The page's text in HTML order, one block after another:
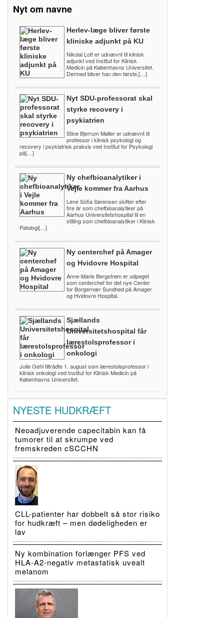
Nyt om navne
Herlev-læge bliver første
kliniske adjunkt på KU
Nikolai Loft er udnævnt til klinisk
adjunkt ved Institut for Klinisk
Medicin på Københavns Universitet.
Dermed bliver han den første,[…]
Nyt SDU-professorat skal
styrke recovery i
psykiatrien
Stine Bjerrum Møller er udnævnt til
professor i klinisk psykologi og
recovery i psykiatrisk praksis ved Institut for Psykologi
på[…]
Ny chefbioanalytiker i
Vejle kommer fra Aarhus
Lene Sofia Sørensen skifter efter
fire år som chefbioanalytiker på
Aarhus Universitetshospital til en
stilling som chefbioanalytiker i Klinisk
Patologi[…]
Ny centerchef på Amager
og Hvidovre Hospital
Anne-Marie Bergstrøm er udpeget
som centerchef for det nye Center
for Borgernær Sundhed på Amager
og Hvidovre Hospital.
Sjællands
Universitetshospital får
lærestolsprofessor i
onkologi
Julie Gehl tiltrådte 1. august som lærestolsprofessor i
klinisk onkologi ved Institut for Klinisk Medicin på
Københavns Universitet.
NYESTE HUDKRÆFT
Neoadjuverende capecitabin kan få
tumorer til at skrumpe ved
fremskreden cSCCHN
CLL-patienter har dobbelt så stor risiko
for hudkræft – men dødeligheden er
lav
Ny kombination forlænger PFS ved
HLA-A2-negativ metastatisk uvealt
melanom